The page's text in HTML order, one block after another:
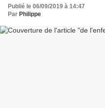
Publié le 06/09/2019 à 14:47
Par Philippe